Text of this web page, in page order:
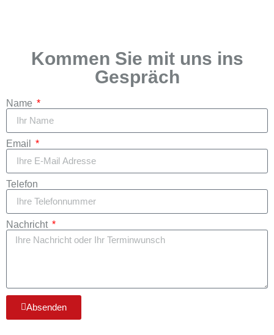
Kommen Sie mit uns ins
Gespräch
Name
Email
Telefon
Nachricht
Absenden